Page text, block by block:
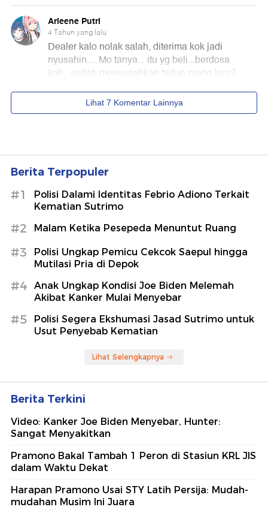
Berita Terpopuler
#1
Polisi Dalami Identitas Febrio Adiono Terkait
Kematian Sutrimo
#2 Malam Ketika Pesepeda Menuntut Ruang
#3
Polisi Ungkap Pemicu Cekcok Saepul hingga
Mutilasi Pria di Depok
#4
Anak Ungkap Kondisi Joe Biden Melemah
Akibat Kanker Mulai Menyebar
#5
Polisi Segera Ekshumasi Jasad Sutrimo untuk
Usut Penyebab Kematian
Lihat Selengkapnya
Berita Terkini
Video: Kanker Joe Biden Menyebar, Hunter:
Sangat Menyakitkan
Pramono Bakal Tambah 1 Peron di Stasiun KRL JIS
dalam Waktu Dekat
Harapan Pramono Usai STY Latih Persija: Mudah-
mudahan Musim Ini Juara